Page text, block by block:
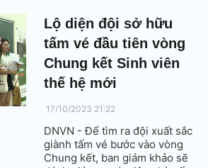
Lộ diện đội sở hữu
tấm vé đầu tiên vòng
Chung kết Sinh viên
thế hệ mới
17/10/2023 21:22
DNVN - Để tìm ra đội xuất sắc
giành tấm vé bước vào vòng
Chung kết, ban giám khảo sẽ